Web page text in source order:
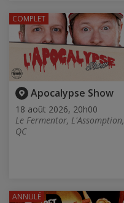
Apocalypse Show
18 août 2026, 20h00
Le Fermentor, L'Assomption,
QC
COMPLET
ANNULÉ